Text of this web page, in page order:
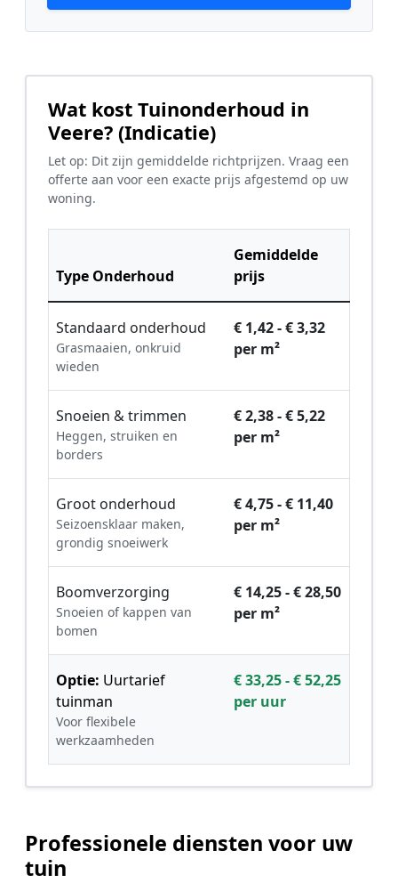
Wat kost Tuinonderhoud in
Veere? (Indicatie)
Let op: Dit zijn gemiddelde richtprijzen. Vraag een
offerte aan voor een exacte prijs afgestemd op uw
woning.
Type Onderhoud
Gemiddelde
prijs
Standaard onderhoud
Grasmaaien, onkruid
wieden
€ 1,42 - € 3,32
per m²
Snoeien & trimmen
Heggen, struiken en
borders
€ 2,38 - € 5,22
per m²
Groot onderhoud
Seizoensklaar maken,
grondig snoeiwerk
€ 4,75 - € 11,40
per m²
Boomverzorging
Snoeien of kappen van
bomen
€ 14,25 - € 28,50
per m²
Optie: Uurtarief
tuinman
Voor flexibele
werkzaamheden
€ 33,25 - € 52,25
per uur
Professionele diensten voor uw
tuin